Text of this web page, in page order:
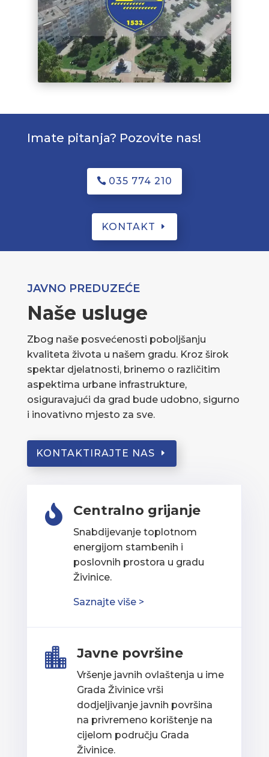
Imate pitanja? Pozovite nas!
035 774 210
KONTAKT
JAVNO PREDUZEĆE
Naše usluge
Zbog naše posvećenosti poboljšanju
kvaliteta života u našem gradu. Kroz širok
spektar djelatnosti, brinemo o različitim
aspektima urbane infrastrukture,
osiguravajući da grad bude udobno, sigurno
i inovativno mjesto za sve.
KONTAKTIRAJTE NAS
 Centralno grijanje
Snabdijevanje toplotnom
energijom stambenih i
poslovnih prostora u gradu
Živinice.
Saznajte više >
 Javne površine
Vršenje javnih ovlaštenja u ime
Grada Živinice vrši
dodjeljivanje javnih površina
na privremeno korištenje na
cijelom području Grada
Živinice.